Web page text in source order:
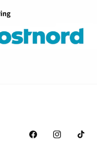
FacebookInstagramTikTok